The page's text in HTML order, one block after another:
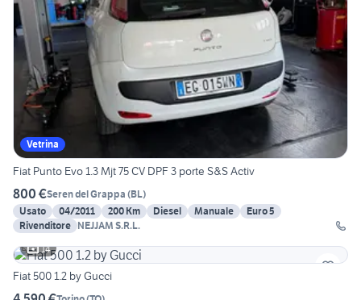
Vetrina
Fiat Punto Evo 1.3 Mjt 75 CV DPF 3 porte S&S Activ
800 €Seren del Grappa (BL)
Usato
04/2011 200 Km Diesel Manuale
Euro 5
Rivenditore NEJJAM S.R.L.
14
Fiat 500 1.2 by Gucci